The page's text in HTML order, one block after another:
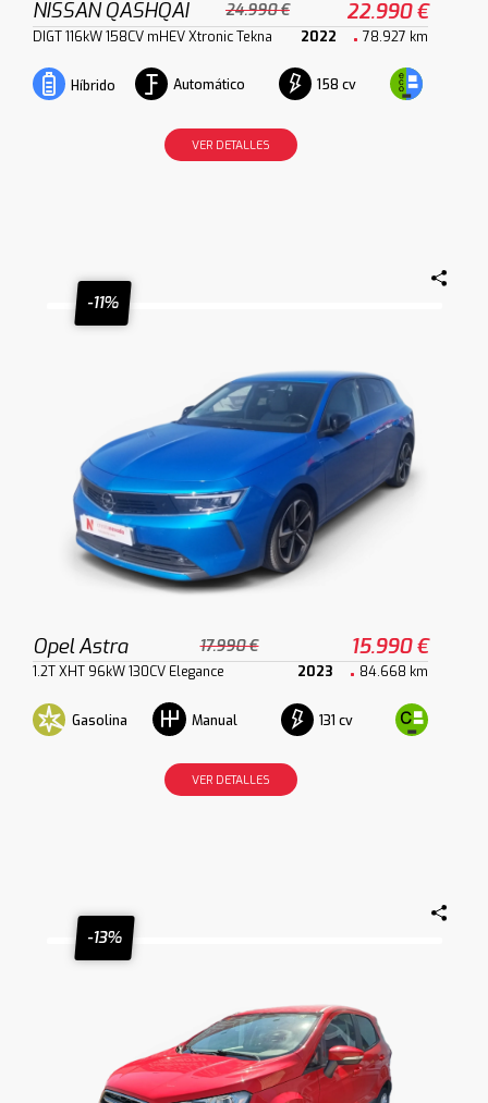
NISSAN QASHQAI 24.990 € 22.990 €
DIGT 116kW 158CV mHEV Xtronic Tekna 2022 78.927 km
Híbrido Automático 158 cv
VER DETALLES
-11%
Opel Astra 17.990 € 15.990 €
1.2T XHT 96kW 130CV Elegance 2023 84.668 km
Gasolina Manual 131 cv
VER DETALLES
-13%